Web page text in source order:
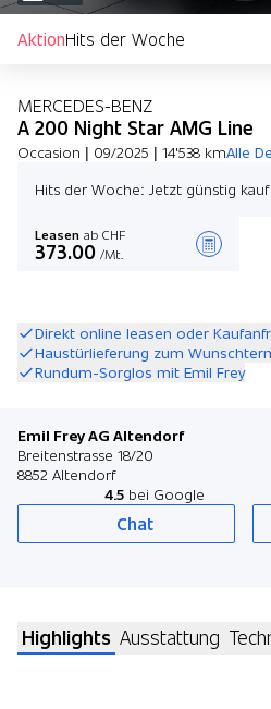
AktionHits der Woche
MERCEDES-BENZ
A 200 Night Star AMG Line
Occasion | 09/2025 | 14'538 kmAlle
Hits der Woche: Jetzt günstig
Leasen ab CHF
373.00 /Mt.
Direkt online leasen oder
Haustürlieferung zum
Rundum-Sorglos mit Emil Frey
Emil Frey AG Altendorf
Breitenstrasse 18/20
8852 Altendorf
4.5 bei Google
Chat
Highlights Ausstattung